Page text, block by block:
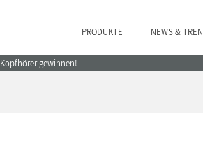
PRODUKTE NEWS &
gewinnen!